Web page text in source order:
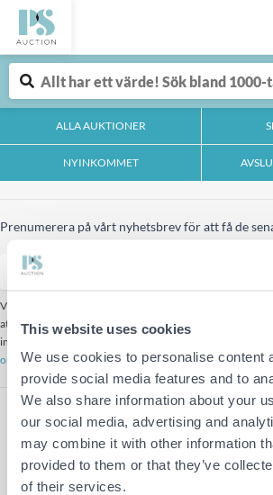
This website uses cookies
We use cookies to personalise content
provide social media features and to
We also share information about your
our social media, advertising and
may combine it with other information
provided to them or that they’ve
of their services.
ALLA AUKTIONER
NYINKOMMET
Prenumerera på vårt nyhetsbrev för att få de
Vi använder oss av Mailchimp för vårt nyhetsbrev. genom
att klicka på "prenumerera" ovan, godkänner du att
informationen skickas till Mailchimp för behandling.
om Mailschimps integritetspolicy här.